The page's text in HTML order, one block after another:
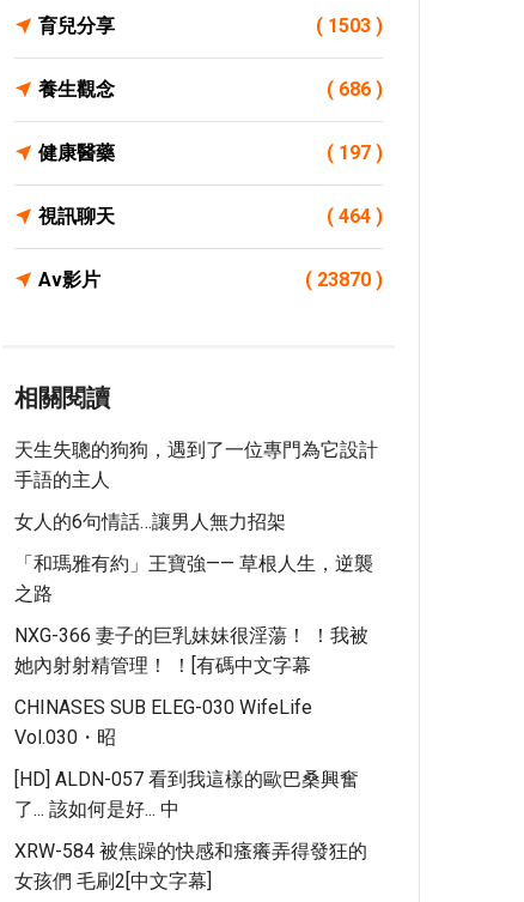
育兒分享 ( 1503 )
養生觀念 ( 686 )
健康醫藥 ( 197 )
視訊聊天 ( 464 )
Av影片 ( 23870 )
相關閱讀
天生失聰的狗狗，遇到了一位專門為它設計
手語的主人
女人的6句情話…讓男人無力招架
「和瑪雅有約」王寶強—— 草根人生，逆襲
之路
NXG-366 妻子的巨乳妹妹很淫蕩！ ！我被
她內射射精管理！ ！[有碼中文字幕
CHINASES SUB ELEG-030 WifeLife
Vol.030・昭
[HD] ALDN-057 看到我這樣的歐巴桑興奮
了... 該如何是好... 中
XRW-584 被焦躁的快感和瘙癢弄得發狂的
女孩們 毛刷2[中文字幕]